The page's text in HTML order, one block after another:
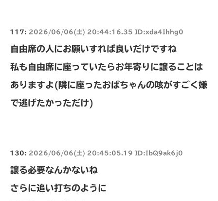
117: 2026/06/06(土) 20:44:16.35 ID:xda4Ihhg0
自由席の人にお願いすれば良いだけですね
私も自由席に座っていたらお年寄りに譲ることは
ありますよ(隣に座ったおばちゃんの咳がすごく嫌
で逃げたかっただけ)
130: 2026/06/06(土) 20:45:05.19 ID:IbQ9ak6j0
譲る必要なんかないね
さらに追い打ちのように